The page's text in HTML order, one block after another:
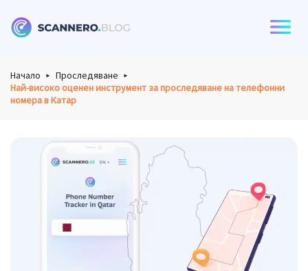
Начало
Проследяване
Най-високо оценен инструмент за проследяване на телефонни
номера в Катар